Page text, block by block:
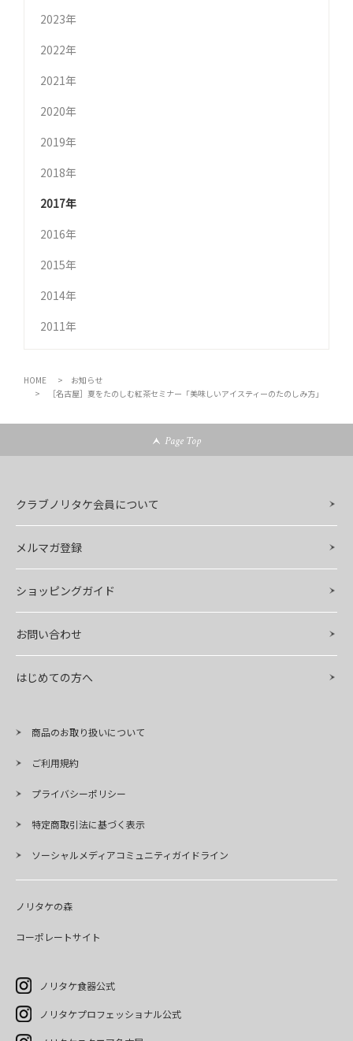
2023年
2022年
2021年
2020年
2019年
2018年
2017年
2016年
2015年
2014年
2011年
HOME
お知らせ
［名古屋］夏をたのしむ紅茶セミナー「美味しいアイスティーのたのしみ方」
Page Top
クラブノリタケ会員について
メルマガ登録
ショッピングガイド
お問い合わせ
はじめての方へ
商品のお取り扱いについて
ご利用規約
プライバシーポリシー
特定商取引法に基づく表示
ソーシャルメディアコミュニティガイドライン
ノリタケの森
コーポレートサイト
ノリタケ食器公式
ノリタケプロフェッショナル公式